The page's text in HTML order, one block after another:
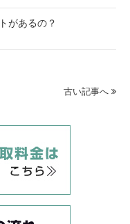
があるの？
古い記事へ